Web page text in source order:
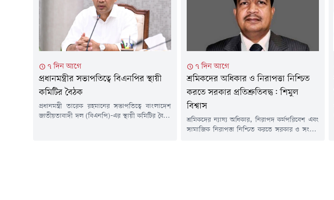
তিনি। এসময় নওগাঁ জেলা বিএনপির সাংগঠনিক
কার্যক্রম, দলকে আরও শক্তিশালী ও সুসংগঠিত
৭ দিন আগে
প্রধানমন্ত্রীর সভাপতিত্বে বিএনপির স্থায়ী
কমিটির বৈঠক
প্রধানমন্ত্রী তারেক রহমানের সভাপতিত্বে বাংলাদেশ
জাতীয়তাবাদী দল (বিএনপি)-এর স্থায়ী কমিটির বৈঠক
৭ দিন আগে
শ্রমিকদের অধিকার ও নিরাপত্তা নিশ্চিত
করতে সরকার প্রতিশ্রুতিবদ্ধ: শিমুল
বিশ্বাস
শ্রমিকদের ন্যায্য অধিকার, নিরাপদ কর্মপরিবেশ এবং
সামাজিক নিরাপত্তা নিশ্চিত করতে সরকার ও সংশ্লিষ্ট